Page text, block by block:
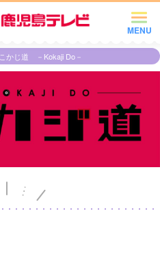
MENU
こかじ道 －Kokaji Do－